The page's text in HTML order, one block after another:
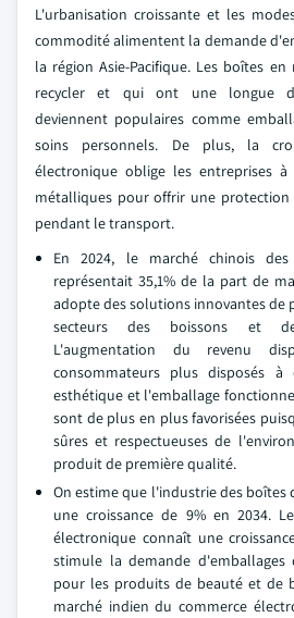
L'urbanisation croissante et les
commodité alimentent la demande
la région Asie-Pacifique. Les boîtes
recycler et qui ont une longue
deviennent populaires comme
soins personnels. De plus, la
électronique oblige les entreprises
métalliques pour offrir une protection
pendant le transport.
En 2024, le marché chinois des
représentait 35,1% de la part de
adopte des solutions innovantes de
secteurs des boissons et
L'augmentation du revenu
consommateurs plus disposés
esthétique et l'emballage
sont de plus en plus favorisées
sûres et respectueuses de
produit de première qualité.
On estime que l'industrie des boîtes
une croissance de 9% en 2034.
électronique connaît une
stimule la demande
pour les produits de beauté et de
marché indien du commerce